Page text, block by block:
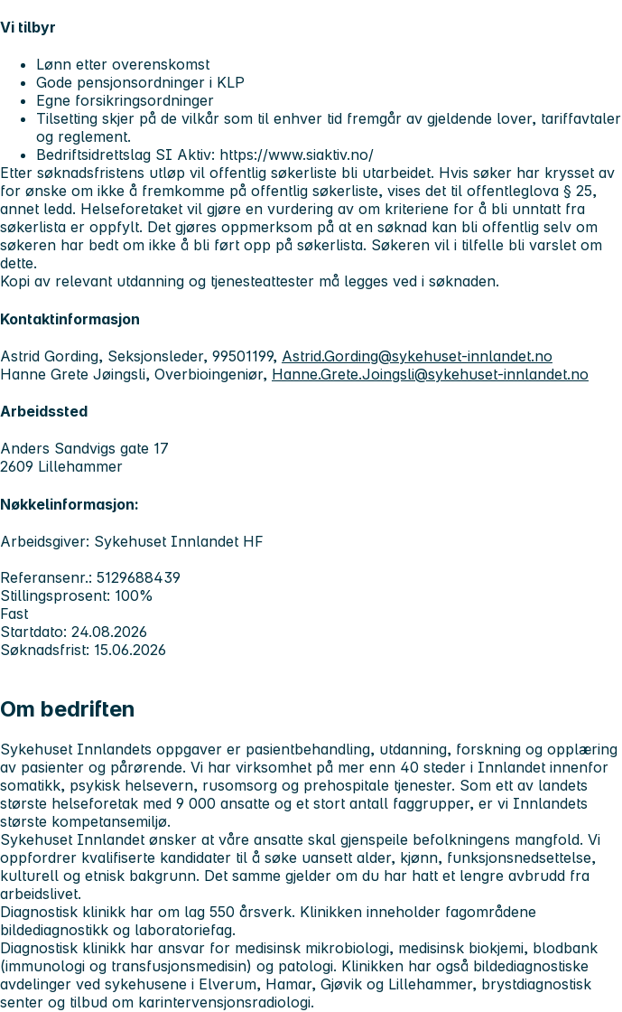
Vi tilbyr
Lønn etter overenskomst
Gode pensjonsordninger i KLP
Egne forsikringsordninger
Tilsetting skjer på de vilkår som til enhver tid fremgår av gjeldende lover, tariffavtaler
og reglement.
Bedriftsidrettslag SI Aktiv: https://www.siaktiv.no/
Etter søknadsfristens utløp vil offentlig søkerliste bli utarbeidet. Hvis søker har krysset av
for ønske om ikke å fremkomme på offentlig søkerliste, vises det til offentleglova § 25,
annet ledd. Helseforetaket vil gjøre en vurdering av om kriteriene for å bli unntatt fra
søkerlista er oppfylt. Det gjøres oppmerksom på at en søknad kan bli offentlig selv om
søkeren har bedt om ikke å bli ført opp på søkerlista. Søkeren vil i tilfelle bli varslet om
dette.
Kopi av relevant utdanning og tjenesteattester må legges ved i søknaden.
Kontaktinformasjon
Astrid Gording, Seksjonsleder, 99501199, Astrid.Gording@sykehuset-innlandet.no
Hanne Grete Jøingsli, Overbioingeniør, Hanne.Grete.Joingsli@sykehuset-innlandet.no
Arbeidssted
Anders Sandvigs gate 17
2609 Lillehammer
Nøkkelinformasjon:
Arbeidsgiver: Sykehuset Innlandet HF
Referansenr.: 5129688439
Stillingsprosent: 100%
Fast
Startdato: 24.08.2026
Søknadsfrist: 15.06.2026
Om bedriften
Sykehuset Innlandets oppgaver er pasientbehandling, utdanning, forskning og opplæring
av pasienter og pårørende. Vi har virksomhet på mer enn 40 steder i Innlandet innenfor
somatikk, psykisk helsevern, rusomsorg og prehospitale tjenester. Som ett av landets
største helseforetak med 9 000 ansatte og et stort antall faggrupper, er vi Innlandets
største kompetansemiljø.
Sykehuset Innlandet ønsker at våre ansatte skal gjenspeile befolkningens mangfold. Vi
oppfordrer kvalifiserte kandidater til å søke uansett alder, kjønn, funksjonsnedsettelse,
kulturell og etnisk bakgrunn. Det samme gjelder om du har hatt et lengre avbrudd fra
arbeidslivet.
Diagnostisk klinikk har om lag 550 årsverk. Klinikken inneholder fagområdene
bildediagnostikk og laboratoriefag.
Diagnostisk klinikk har ansvar for medisinsk mikrobiologi, medisinsk biokjemi, blodbank
(immunologi og transfusjonsmedisin) og patologi. Klinikken har også bildediagnostiske
avdelinger ved sykehusene i Elverum, Hamar, Gjøvik og Lillehammer, brystdiagnostisk
senter og tilbud om karintervensjonsradiologi.